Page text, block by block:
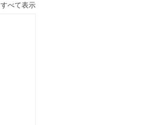
すべて表示